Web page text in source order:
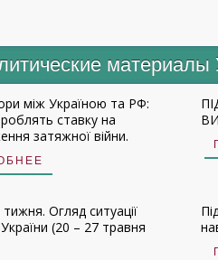
між Україною та РФ:
ставку на
затяжної війни.
тижня. Огляд ситуації
(20 – 27 травня